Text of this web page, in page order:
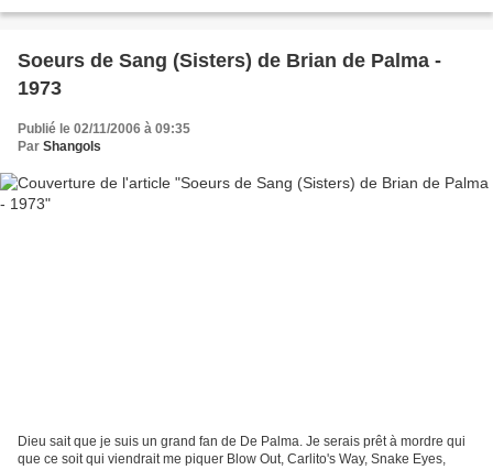
Soeurs de Sang (Sisters) de Brian de Palma -
1973
Publié le 02/11/2006 à 09:35
Par Shangols
Dieu sait que je suis un grand fan de De Palma. Je serais prêt à mordre qui
que ce soit qui viendrait me piquer Blow Out, Carlito's Way, Snake Eyes,